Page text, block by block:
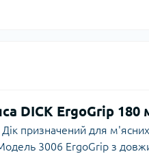
DICK ErgoGrip 180
призначений для
3006 ErgoGrip з